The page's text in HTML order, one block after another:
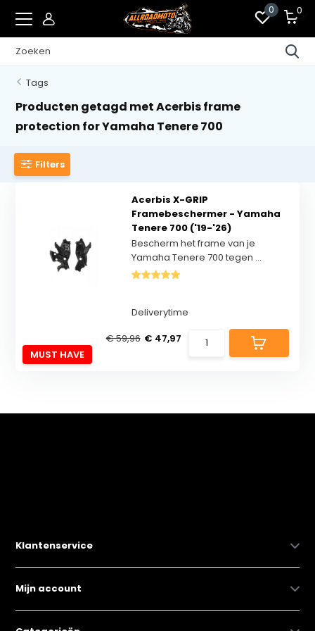
0 0
Tags
Producten getagd met Acerbis frame
protection for Yamaha Tenere 700
Filters
MUST HAVE
Acerbis X-GRIP
Framebeschermer - Yamaha
Tenere 700 ('19-'26)
Bescherm het frame van je
Yamaha Tenere 700 tegen ...
Deliverytime
€ 59,96 € 47,97
Klantenservice
Mijn account